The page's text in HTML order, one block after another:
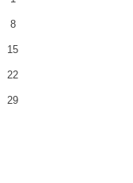
8
15
22
29